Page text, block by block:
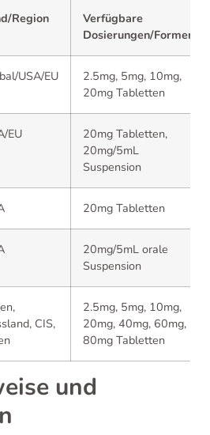
Region
Verfügbare
Dosierungen/Formen
USA/EU
2.5mg, 5mg, 10mg,
20mg Tabletten
EU
20mg Tabletten,
20mg/5mL
Suspension
20mg Tabletten
20mg/5mL orale
Suspension
CIS,
2.5mg, 5mg, 10mg,
20mg, 40mg, 60mg,
80mg Tabletten
und